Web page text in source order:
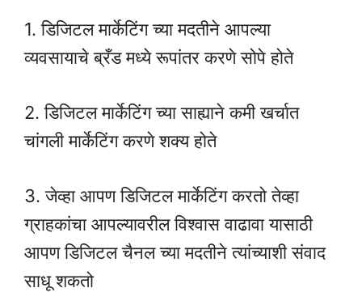
1. डिजिटल मार्केटिंग च्या मदतीने आपल्या
व्यवसायाचे ब्रँड मध्ये रूपांतर करणे सोपे होते
2. डिजिटल मार्केटिंग च्या साह्याने कमी खर्चात
चांगली मार्केटिंग करणे शक्य होते
3. जेव्हा आपण डिजिटल मार्केटिंग करतो तेव्हा
ग्राहकांचा आपल्यावरील विश्वास वाढावा यासाठी
आपण डिजिटल चैनल च्या मदतीने त्यांच्याशी संवाद
साधू शकतो